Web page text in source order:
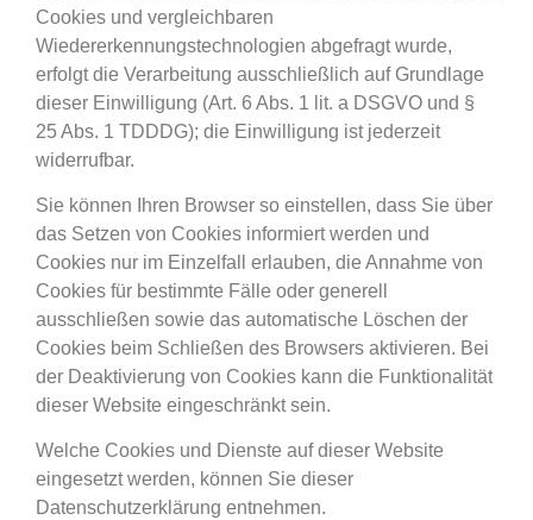
Cookies und vergleichbaren
Wiedererkennungstechnologien abgefragt wurde,
erfolgt die Verarbeitung ausschließlich auf Grundlage
dieser Einwilligung (Art. 6 Abs. 1 lit. a DSGVO und §
25 Abs. 1 TDDDG); die Einwilligung ist jederzeit
widerrufbar.
Sie können Ihren Browser so einstellen, dass Sie über
das Setzen von Cookies informiert werden und
Cookies nur im Einzelfall erlauben, die Annahme von
Cookies für bestimmte Fälle oder generell
ausschließen sowie das automatische Löschen der
Cookies beim Schließen des Browsers aktivieren. Bei
der Deaktivierung von Cookies kann die Funktionalität
dieser Website eingeschränkt sein.
Welche Cookies und Dienste auf dieser Website
eingesetzt werden, können Sie dieser
Datenschutzerklärung entnehmen.